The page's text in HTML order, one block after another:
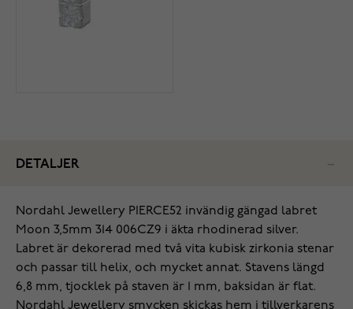
DETALJER
Nordahl Jewellery PIERCE52 invändig gängad labret
Moon 3,5mm 314 006CZ9 i äkta rhodinerad silver.
Labret är dekorerad med två vita kubisk zirkonia stenar
och passar till helix, och mycket annat. Stavens längd
6,8 mm, tjocklek på staven är 1 mm, baksidan är flat.
Nordahl Jewellery smycken skickas hem i tillverkarens